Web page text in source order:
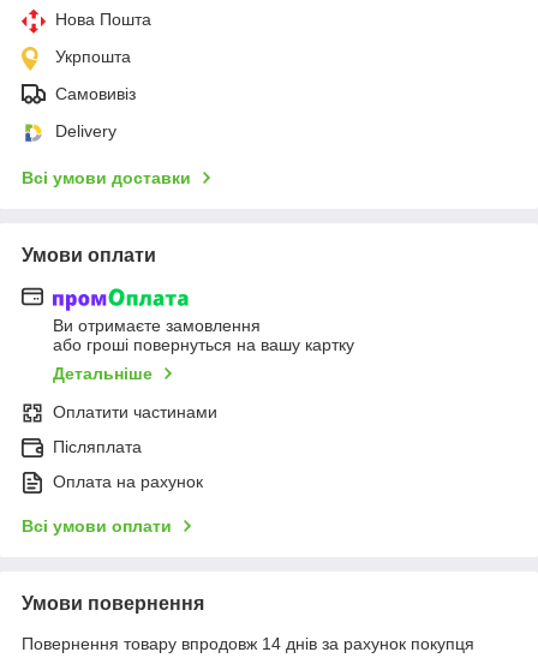
Нова Пошта
Укрпошта
Самовивіз
Delivery
Всі умови доставки
Умови оплати
Ви отримаєте замовлення
або гроші повернуться на вашу картку
Детальніше
Оплатити частинами
Післяплата
Оплата на рахунок
Всі умови оплати
Умови повернення
Повернення товару впродовж 14 днів за рахунок покупця